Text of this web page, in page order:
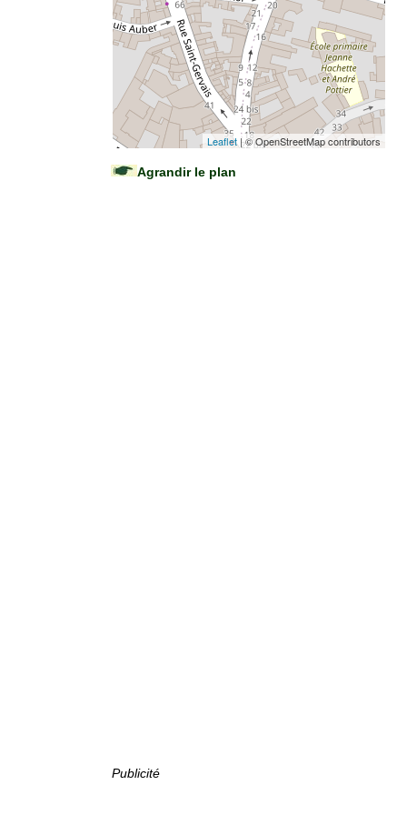
Leaflet | © OpenStreetMap contributors
Agrandir le plan
Publicité